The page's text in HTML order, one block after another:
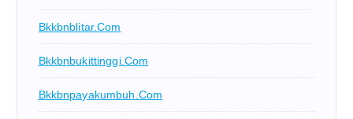
Bkkbnblitar.com
Bkkbnbukittinggi.com
Bkkbnpayakumbuh.com